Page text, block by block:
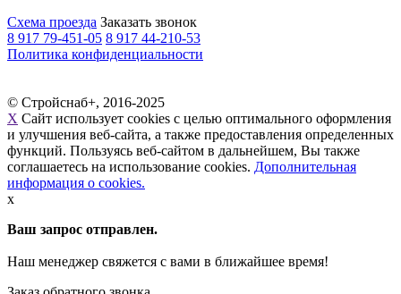
Схема проезда Заказать звонок
8 917 79-451-05 8 917 44-210-53
Политика конфиденциальности
© Стройснаб+, 2016-2025
X Сайт использует cookies с целью оптимального оформления
и улучшения веб-сайта, а также предоставления определенных
функций. Пользуясь веб-сайтом в дальнейшем, Вы также
соглашаетесь на использование cookies. Дополнительная
информация о cookies.
x
Ваш запрос отправлен.
Наш менеджер свяжется с вами в ближайшее время!